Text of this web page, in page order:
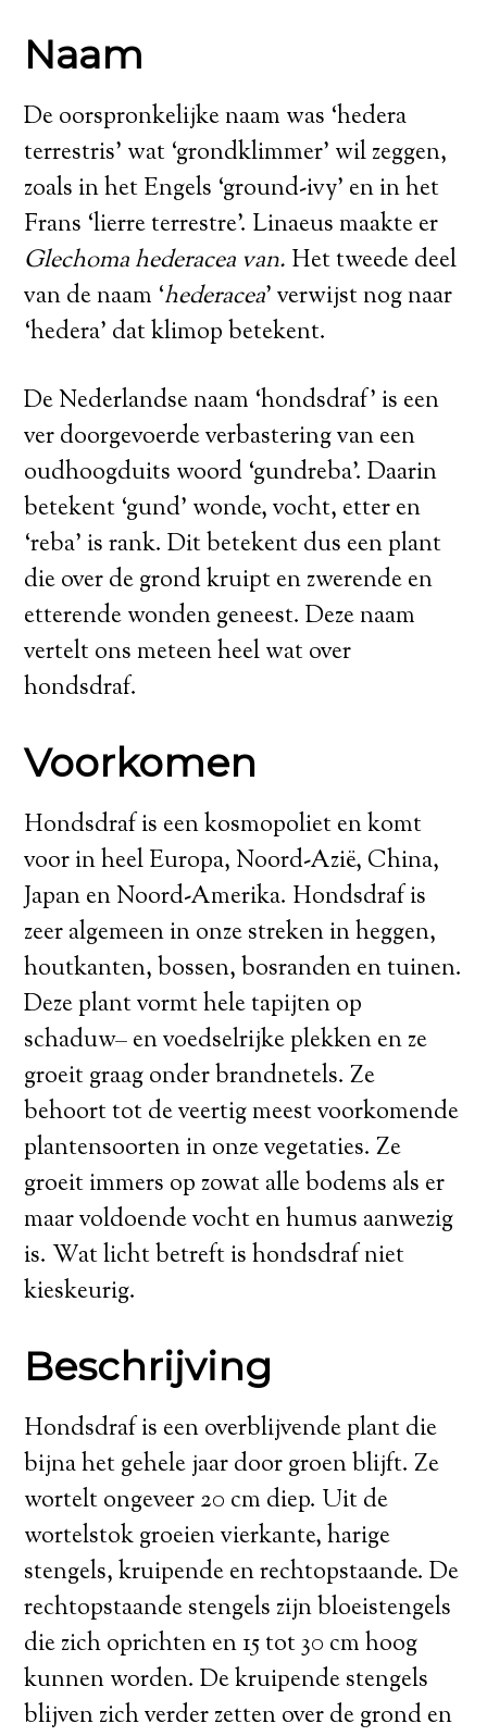
Naam
De oorspronkelijke naam was ‘hedera
terrestris’ wat ‘grondklimmer’ wil zeggen,
zoals in het Engels ‘ground-ivy’ en in het
Frans ‘lierre terrestre’. Linaeus maakte er
Glechoma hederacea van. Het tweede deel
van de naam ‘hederacea’ verwijst nog naar
‘hedera’ dat klimop betekent.
De Nederlandse naam ‘hondsdraf’ is een
ver doorgevoerde verbastering van een
oudhoogduits woord ‘gundreba’. Daarin
betekent ‘gund’ wonde, vocht, etter en
‘reba’ is rank. Dit betekent dus een plant
die over de grond kruipt en zwerende en
etterende wonden geneest. Deze naam
vertelt ons meteen heel wat over
hondsdraf.
Voorkomen
Hondsdraf is een kosmopoliet en komt
voor in heel Europa, Noord-Azië, China,
Japan en Noord-Amerika. Hondsdraf is
zeer algemeen in onze streken in heggen,
houtkanten, bossen, bosranden en tuinen.
Deze plant vormt hele tapijten op
schaduw– en voedselrijke plekken en ze
groeit graag onder brandnetels. Ze
behoort tot de veertig meest voorkomende
plantensoorten in onze vegetaties. Ze
groeit immers op zowat alle bodems als er
maar voldoende vocht en humus aanwezig
is. Wat licht betreft is hondsdraf niet
kieskeurig.
Beschrijving
Hondsdraf is een overblijvende plant die
bijna het gehele jaar door groen blijft. Ze
wortelt ongeveer 20 cm diep. Uit de
wortelstok groeien vierkante, harige
stengels, kruipende en rechtopstaande. De
rechtopstaande stengels zijn bloeistengels
die zich oprichten en 15 tot 30 cm hoog
kunnen worden. De kruipende stengels
blijven zich verder zetten over de grond en